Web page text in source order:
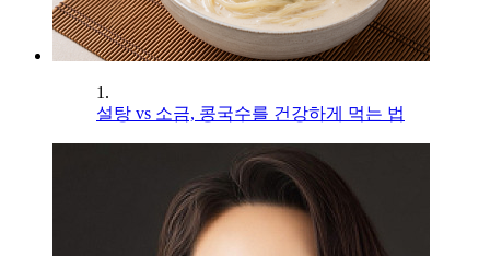
1.
설탕 vs 소금, 콩국수를 건강하게 먹는 법